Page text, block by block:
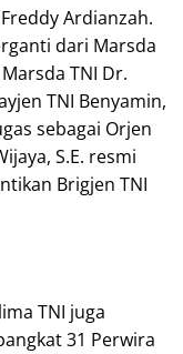
Ardianzah.
dari Marsda
TNI Dr.
TNI Benyamin,
sebagai Orjen
S.E. resmi
Brigjen TNI
TNI juga
31 Perwira